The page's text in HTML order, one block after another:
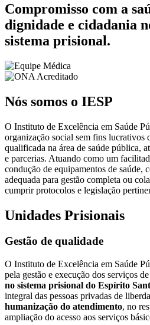
Compromisso com a
dignidade e cidadania
sistema prisional.
Nós somos o IESP
O Instituto de Excelência em Saúde
organização social sem fins lucrativos
qualificada na área de saúde pública,
e parcerias. Atuando como um
condução de equipamentos de saúde,
adequada para gestão completa ou
cumprir protocolos e legislação
Unidades Prisionais
Gestão de qualidade
O Instituto de Excelência em Saúde
pela gestão e execução dos serviços de
no sistema prisional do Espírito
integral das pessoas privadas de
humanização do atendimento, no
ampliação do acesso aos serviços